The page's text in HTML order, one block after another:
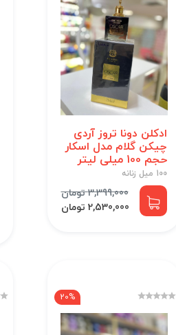
ادکلن دونا تروز آردی
چیکن گلام مدل اسکار
حجم 100 میلی لیتر
100 میل زنانه
3,399,000 تومان
2,530,000 تومان
20%